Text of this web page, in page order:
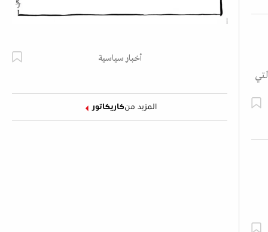
أخبار سياسية
المزيد منكاريكاتور